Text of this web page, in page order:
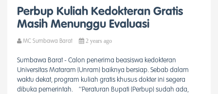
Perbup Kuliah Kedokteran Gratis
Masih Menunggu Evaluasi
MC Sumbawa Barat 2 years ago
Sumbawa Barat - Calon penerima beasiswa kedokteran
Universitas Mataram (Unram) baiknya bersiap. Sebab dalam
waktu dekat, program kuliah gratis khusus dokter ini segera
dibuka pemerintah. ‘’Peraturan Bupati (Perbup) sudah ada,